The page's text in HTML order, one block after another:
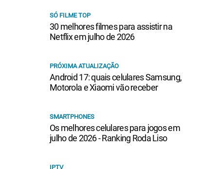
SÓ FILME TOP
30 melhores filmes para assistir na
Netflix em julho de 2026
PRÓXIMA ATUALIZAÇÃO
Android 17: quais celulares Samsung,
Motorola e Xiaomi vão receber
SMARTPHONES
Os melhores celulares para jogos em
julho de 2026 - Ranking Roda Liso
IPTV